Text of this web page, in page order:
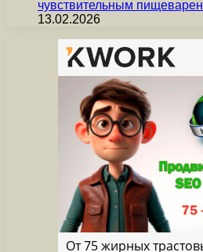
чувствительным
13.02.2026